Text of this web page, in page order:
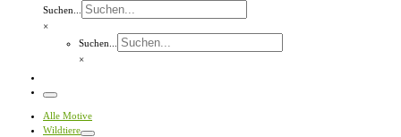
Suchen...
×
Suchen...
×
Menü
Alle Motive
Wildtiere